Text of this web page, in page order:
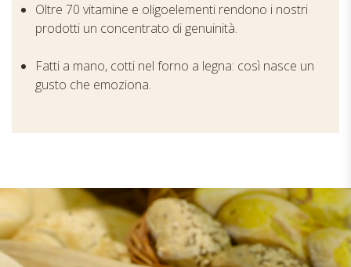
Oltre 70 vitamine e oligoelementi rendono i nostri
prodotti un concentrato di genuinità.
Fatti a mano, cotti nel forno a legna: così nasce un
gusto che emoziona.